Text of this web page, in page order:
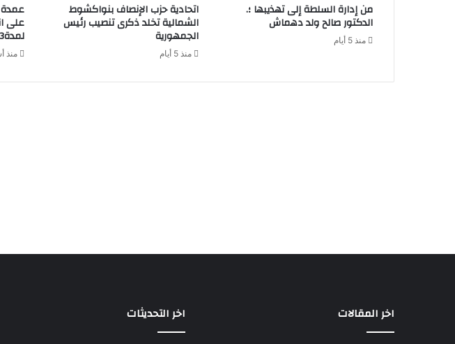
من إدارة السلطة إلى تهذيبها ؛.
الدكتور صالح ولد دهماش
منذ 5 أيام
اتحادية حزب الإنصاف بنواكشوط
الشمالية تخلد ذكرى تنصيب رئيس
الجمهورية
منذ 5 أيام
عمدة
على
لمدة3ايام
منذ
اخر المقالات اخر التحديثات